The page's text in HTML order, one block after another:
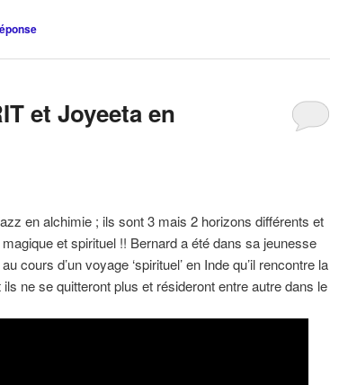
et Joyeeta en
en alchimie ; ils sont 3 mais 2 horizons différents et
et spirituel !! Bernard a été dans sa jeunesse
cours d’un voyage ‘spirituel’ en Inde qu’il rencontre la
ne se quitteront plus et résideront entre autre dans le